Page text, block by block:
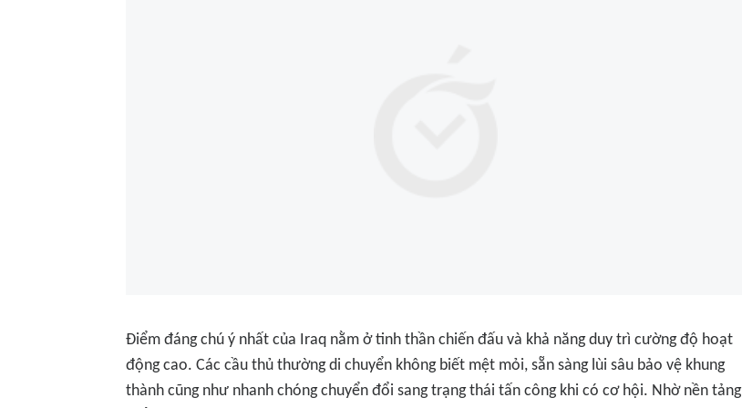
Điểm đáng chú ý nhất của Iraq nằm ở tinh thần chiến đấu và khả năng duy trì cường độ hoạt
động cao. Các cầu thủ thường di chuyển không biết mệt mỏi, sẵn sàng lùi sâu bảo vệ khung
thành cũng như nhanh chóng chuyển đổi sang trạng thái tấn công khi có cơ hội. Nhờ nền tảng